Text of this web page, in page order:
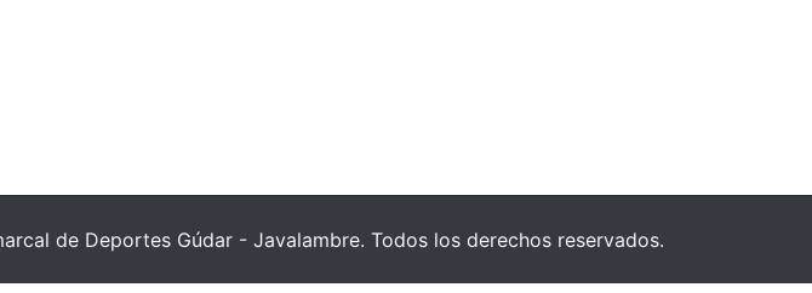
de Deportes Gúdar - Javalambre. Todos los derechos reservados.